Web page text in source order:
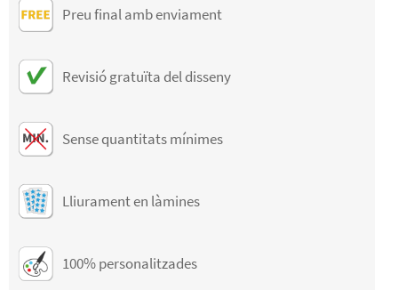
Preu final amb enviament
Revisió gratuïta del disseny
Sense quantitats mínimes
Lliurament en làmines
100% personalitzades